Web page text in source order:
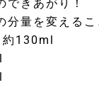
できあがり！
分量を変える
約130ml